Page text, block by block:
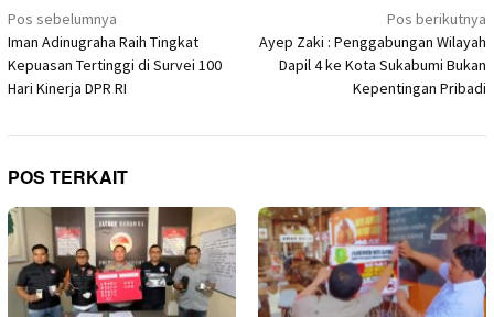
Navigasi
pos
Pos sebelumnya
Iman Adinugraha Raih Tingkat
Kepuasan Tertinggi di Survei 100
Hari Kinerja DPR RI
Pos berikutnya
Ayep Zaki : Penggabungan Wilayah
Dapil 4 ke Kota Sukabumi Bukan
Kepentingan Pribadi
POS TERKAIT